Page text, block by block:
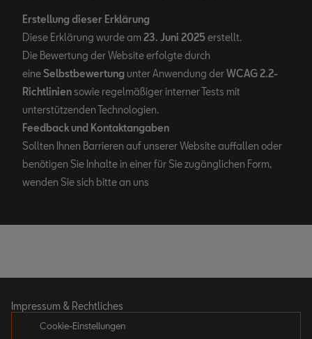
Erstellung dieser Erklärung
Diese Erklärung wurde am 23. Juni 2025erstellt.
Die Bewertung der Website erfolgte durch
eine Selbstbewertung unter Anwendung derWCAG 2.2-
Richtliniensowie regelmäßiger interner Tests mit
unterstützenden Technologien.
Feedback und Kontaktangaben
Sollten Ihnen Barrieren auf unserer Website auffallen oder
benötigen Sie Inhalte in einer für Sie zugänglichen Form,
wenden Sie sich bitte an uns
Impressum & Rechtliches
Cookie-Einstellungen